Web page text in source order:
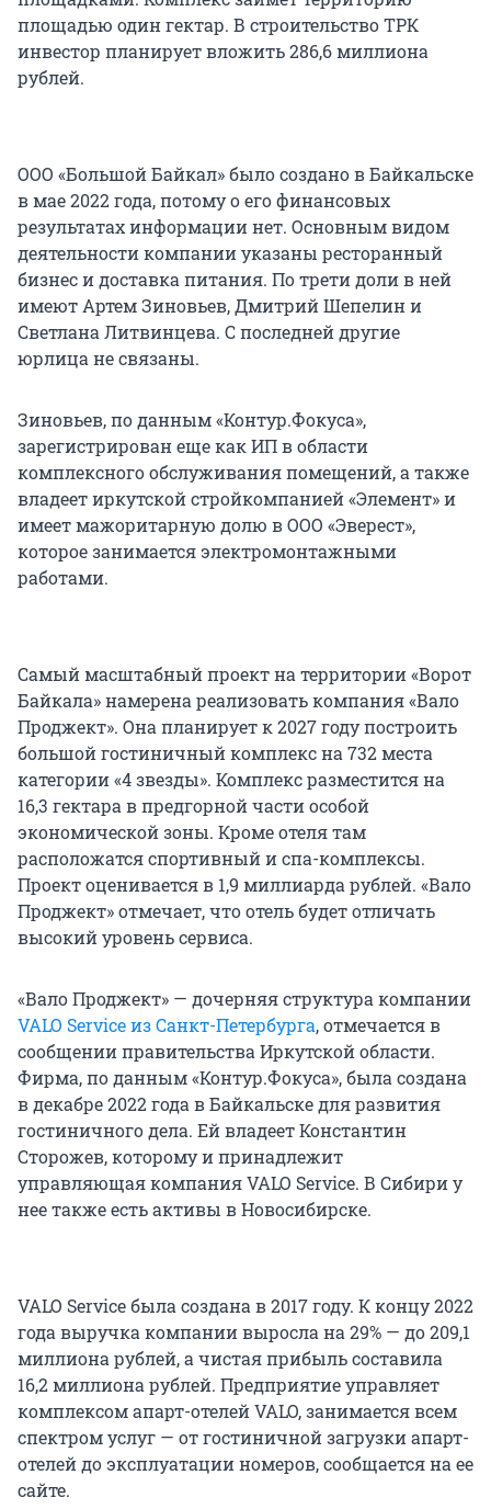
площадью один гектар. В строительство ТРК
инвестор планирует вложить 286,6 миллиона
рублей.
ООО «Большой Байкал» было создано в Байкальске
в мае 2022 года, потому о его финансовых
результатах информации нет. Основным видом
деятельности компании указаны ресторанный
бизнес и доставка питания. По трети доли в ней
имеют Артем Зиновьев, Дмитрий Шепелин и
Светлана Литвинцева. С последней другие
юрлица не связаны.
Зиновьев, по данным «Контур.Фокуса»,
зарегистрирован еще как ИП в области
комплексного обслуживания помещений, а также
владеет иркутской стройкомпанией «Элемент» и
имеет мажоритарную долю в ООО «Эверест»,
которое занимается электромонтажными
работами.
Самый масштабный проект на территории «Ворот
Байкала» намерена реализовать компания «Вало
Проджект». Она планирует к 2027 году построить
большой гостиничный комплекс на 732 места
категории «4 звезды». Комплекс разместится на
16,3 гектара в предгорной части особой
экономической зоны. Кроме отеля там
расположатся спортивный и спа-комплексы.
Проект оценивается в 1,9 миллиарда рублей. «Вало
Проджект» отмечает, что отель будет отличать
высокий уровень сервиса.
«Вало Проджект» — дочерняя структура компании
VALO Service из Санкт-Петербурга, отмечается в
сообщении правительства Иркутской области.
Фирма, по данным «Контур.Фокуса», была создана
в декабре 2022 года в Байкальске для развития
гостиничного дела. Ей владеет Константин
Сторожев, которому и принадлежит
управляющая компания VALO Service. В Сибири у
нее также есть активы в Новосибирске.
VALO Service была создана в 2017 году. К концу 2022
года выручка компании выросла на 29% — до 209,1
миллиона рублей, а чистая прибыль составила
16,2 миллиона рублей. Предприятие управляет
комплексом апарт-отелей VALO, занимается всем
спектром услуг — от гостиничной загрузки апарт-
отелей до эксплуатации номеров, сообщается на ее
сайте.